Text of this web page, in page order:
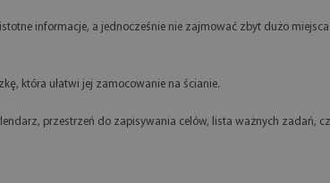
informacje, a jednocześnie nie zajmować zbyt dużo
która ułatwi jej zamocowanie na ścianie.
przestrzeń do zapisywania celów, lista ważnych zadań,